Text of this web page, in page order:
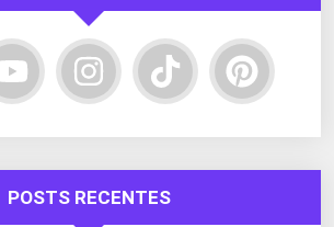
POSTS RECENTES